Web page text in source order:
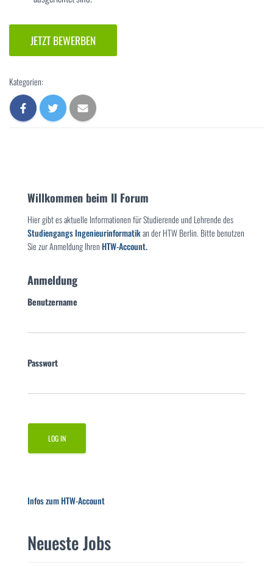
Kategorien:
Willkommen beim II Forum
Hier gibt es aktuelle Informationen für Studierende und Lehrende des
Studiengangs Ingenieurinformatikan der HTW Berlin. Bitte benutzen
Sie zur Anmeldung IhrenHTW-Account.
Anmeldung
Benutzername
Passwort
Infos zum HTW-Account
Neueste Jobs